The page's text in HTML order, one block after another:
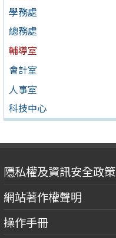
學務處
總務處
輔導室
會計室
人事室
科技中心
隱私權及資訊安全政策
網站著作權聲明
操作手冊